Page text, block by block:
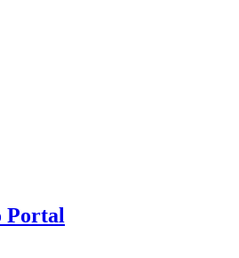
Portal